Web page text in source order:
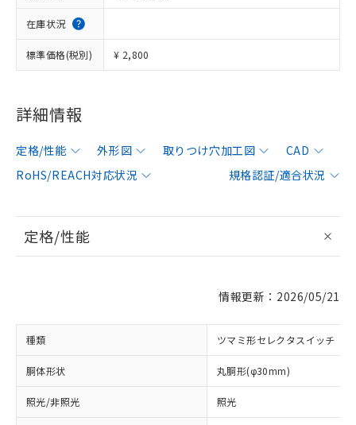
在庫状況
標準価格(税別) ¥ 2,800
詳細情報
定格/性能 外形図 取りつけ穴加工図
CAD
RoHS/REACH対応状況
規格認証/適合状況
定格/性能
情報更新：2026/05/21
種類 ツマミ形セレクタスイッチ
胴体形状 丸胴形(φ30mm)
照光/非照光 照光